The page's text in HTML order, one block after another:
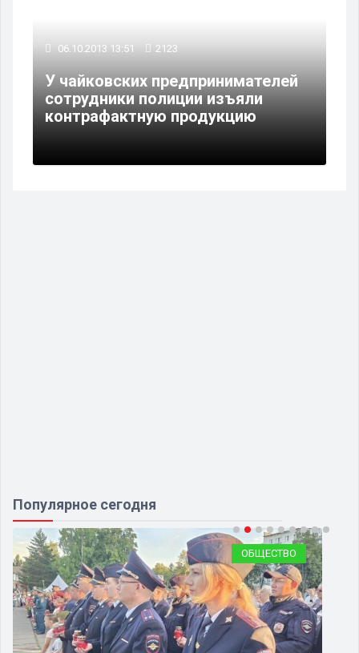
06.10.2013 13:51 2123
У чайковских предпринимателей
сотрудники полиции изъяли
контрафактную продукцию
Популярное сегодня
ОБЩЕСТВО